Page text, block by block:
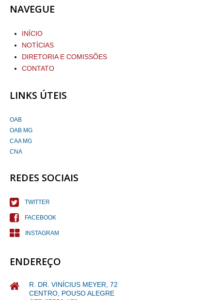
NAVEGUE
INÍCIO
NOTÍCIAS
DIRETORIA E COMISSÕES
CONTATO
LINKS ÚTEIS
OAB
OAB MG
CAA MG
CNA
REDES SOCIAIS
TWITTER
FACEBOOK
INSTAGRAM
ENDEREÇO
R. DR. VINÍCIUS MEYER, 72
CENTRO, POUSO ALEGRE